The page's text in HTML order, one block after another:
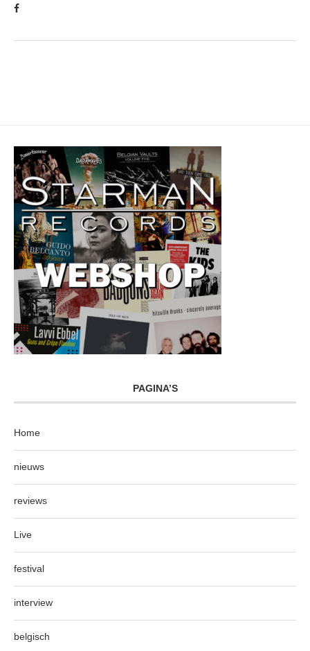
PAGINA’S
Home
nieuws
reviews
Live
festival
interview
belgisch